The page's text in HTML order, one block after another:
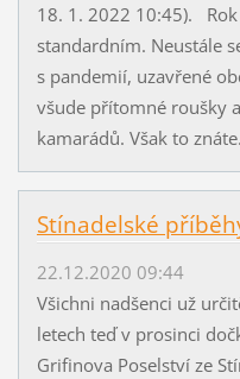
18. 1. 2022 10:45).
standardním. Neustále
s pandemií, uzavřené
všude přítomné roušky
kamarádů. Však to
Stínadelské
22.12.2020 09:44
Všichni nadšenci už
letech teď v prosinci
Grifinova Poselství ze